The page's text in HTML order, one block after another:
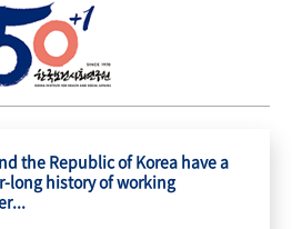
the Republic of Korea have a
long history of working